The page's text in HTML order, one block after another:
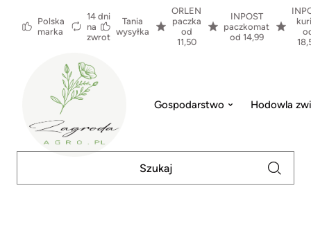
Polska
marka
14 dni
na
zwrot
Tania
wysyłka
ORLEN
paczka
od
11,50
INPOST
paczkomat
od 14,99
Gospodarstwo Hodowla